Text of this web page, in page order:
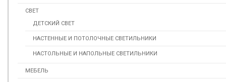
СВЕТ
ДЕТСКИЙ СВЕТ
НАСТЕННЫЕ И ПОТОЛОЧНЫЕ СВЕТИЛЬНИКИ
НАСТОЛЬНЫЕ И НАПОЛЬНЫЕ СВЕТИЛЬНИКИ
МЕБЕЛЬ